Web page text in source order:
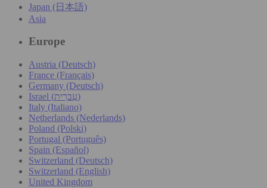
Japan (日本語)
Asia
Europe
Austria (Deutsch)
France (Français)
Germany (Deutsch)
Israel (עִברִית)
Italy (Italiano)
Netherlands (Nederlands)
Poland (Polski)
Portugal (Português)
Spain (Español)
Switzerland (Deutsch)
Switzerland (English)
United Kingdom